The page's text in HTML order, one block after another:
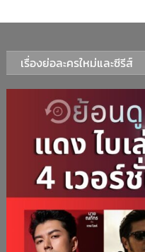
เรื่องย่อละครใหม่และซีรีส์